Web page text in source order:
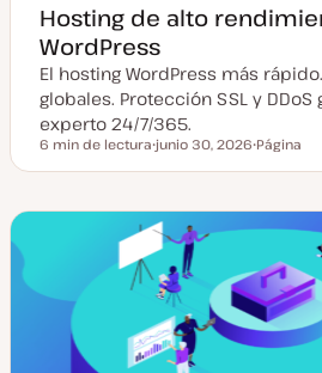
Hosting de alto
WordPress
El hosting WordPress más
globales. Protección SSL y
experto 24/7/365.
Tiempo de lectura
6 min de lectura
e
a
a
c
u
a
i
z
a
junio 30, 2026
i
o
t
Página